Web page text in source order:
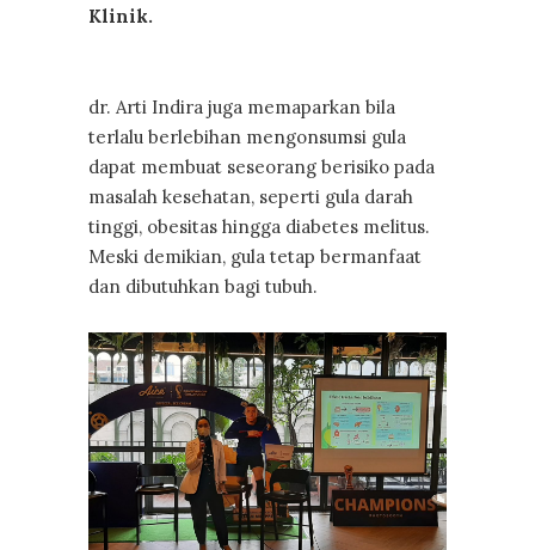
Klinik.
dr. Arti Indira juga memaparkan bila
terlalu berlebihan mengonsumsi gula
dapat membuat seseorang berisiko pada
masalah kesehatan, seperti gula darah
tinggi, obesitas hingga diabetes melitus.
Meski demikian, gula tetap bermanfaat
dan dibutuhkan bagi tubuh.